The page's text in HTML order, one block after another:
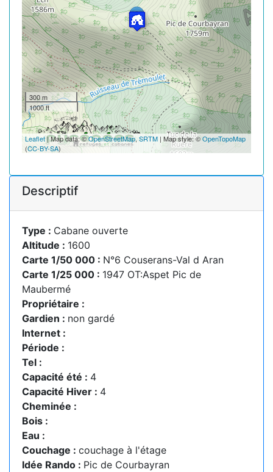
300 m
1000 ft
Leaflet| Map data: ©OpenStreetMap, SRTM | Map style: ©OpenTopoMap
(CC-BY-SA)
Descriptif
Type : Cabane ouverte
Altitude : 1600
Carte 1/50 000 : N°6 Couserans-Val d Aran
Carte 1/25 000 : 1947 OT:Aspet Pic de
Maubermé
Propriétaire :
Gardien : non gardé
Internet :
Période :
Tel :
Capacité été : 4
Capacité Hiver : 4
Cheminée :
Bois :
Eau :
Couchage : couchage à l'étage
Idée Rando : Pic de Courbayran